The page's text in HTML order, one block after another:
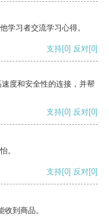
学习者交流学习心得。
支持[0] 反对[0]
度和安全性的连接，并帮
支持[0] 反对[0]
。
支持[0] 反对[0]
到商品。